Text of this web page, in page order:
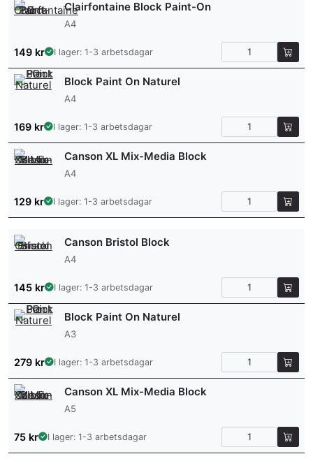
Clairfontaine Block Paint-On
A4
149 kr I lager: 1-3 arbetsdagar
Block Paint On Naturel
A4
169 kr I lager: 1-3 arbetsdagar
Canson XL Mix-Media Block
A4
129 kr I lager: 1-3 arbetsdagar
Canson Bristol Block
A4
145 kr I lager: 1-3 arbetsdagar
Block Paint On Naturel
A3
279 kr I lager: 1-3 arbetsdagar
Canson XL Mix-Media Block
A5
75 kr I lager: 1-3 arbetsdagar